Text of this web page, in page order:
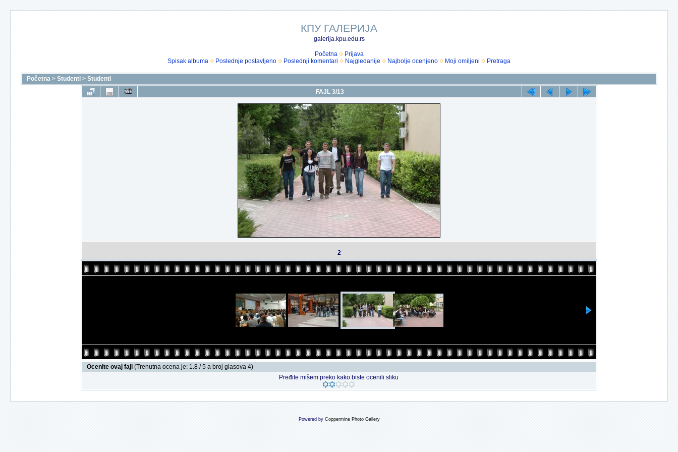
КПУ ГАЛЕРИЈА
galerija.kpu.edu.rs
Početna
Prijava
Spisak albuma
Poslednje postavljeno Poslednji komentari Najgledanije Najbolje ocenjeno Moji omiljeni Pretraga
Početna > Studenti > Studenti
FAJL 3/13
2
Ocenite ovaj fajl (Trenutna ocena je: 1.8 / 5 a broj glasova 4)
Pređite mišem preko kako biste ocenili sliku
Powered by Coppermine Photo Gallery